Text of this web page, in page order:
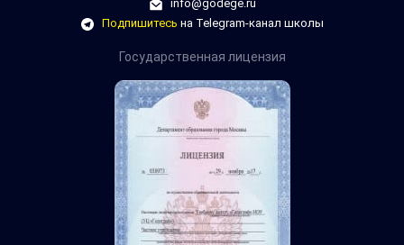
info@godege.ru
Подпишитесь на Telegram-канал школы
Государственная лицензия